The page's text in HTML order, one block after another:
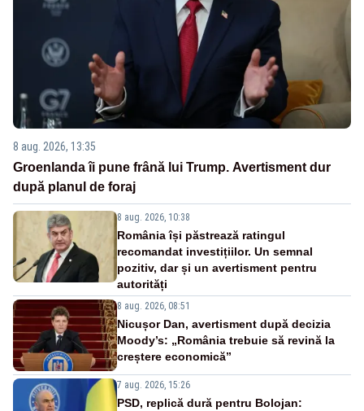
8 aug. 2026, 13:35
Groenlanda îi pune frână lui Trump. Avertisment dur
după planul de foraj
8 aug. 2026, 10:38
România își păstrează ratingul
recomandat investițiilor. Un semnal
pozitiv, dar și un avertisment pentru
autorități
8 aug. 2026, 08:51
Nicușor Dan, avertisment după decizia
Moody’s: „România trebuie să revină la
creștere economică”
7 aug. 2026, 15:26
PSD, replică dură pentru Bolojan: